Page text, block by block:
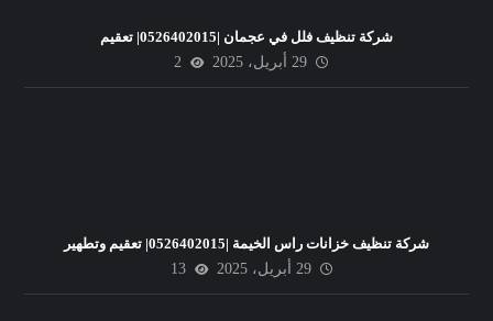
شركة تنظيف فلل في عجمان |0526402015| تعقيم
29 أبريل، 2025
2
شركة تنظيف خزانات راس الخيمة |0526402015| تعقيم وتطهير
29 أبريل، 2025
13